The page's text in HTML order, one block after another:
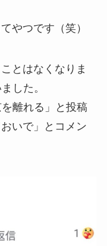
やつです（笑）
とはなくなりま
した。
離れる」と投稿
いで」とコメン